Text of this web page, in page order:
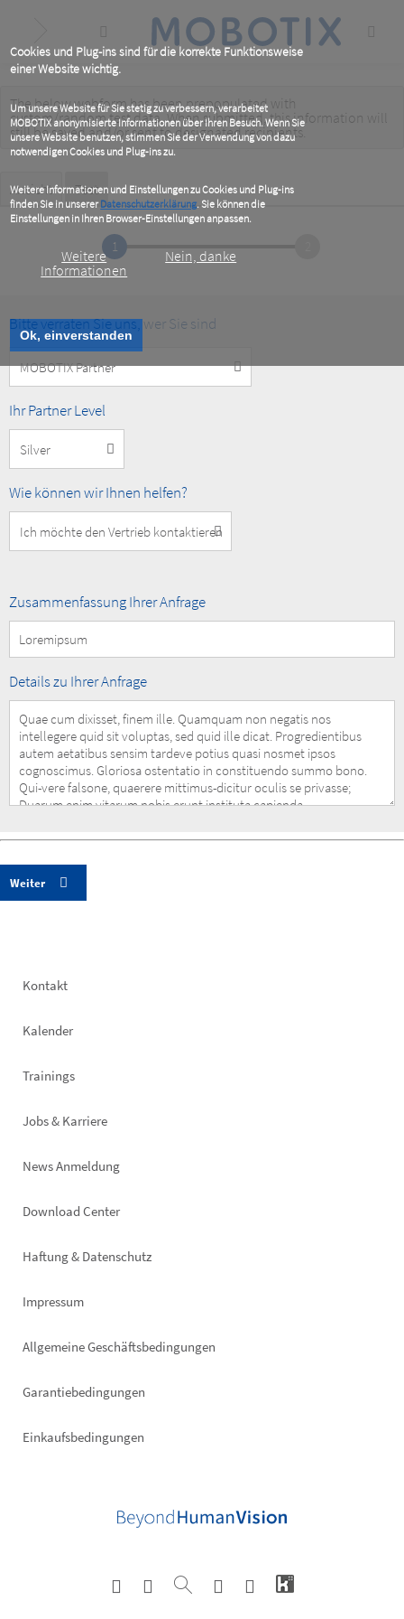
Cookies und Plug-ins sind für die korrekte Funktionsweise
einer Website wichtig.
Um unsere Website für Sie stetig zu verbessern, verarbeitet
MOBOTIX anonymisierte Informationen über Ihren Besuch. Wenn Sie
unsere Website benutzen, stimmen Sie der Verwendung von dazu
notwendigen Cookies und Plug-ins zu.
Weitere Informationen und Einstellungen zu Cookies und Plug-ins
finden Sie in unsererDatenschutzerklärung. Sie können die
Einstellungen in Ihren Browser-Einstellungen anpassen.
Weitere
Informationen
Nein, danke
Ok, einverstanden
content
Warning
message
The below webform has been prepopulated with
custom/random test data. When submitted, this information will
still be savedand/orsent to designated recipients.
Primary
tabs
Ansicht Test(active
tab)
1
Bitte verraten Sie uns, wer Sie sind
Customer
Type
MOBOTIX
Ihr Partner Level
How
help
you?
Wie können wir Ihnen helfen?
Summary
Request
Zusammenfassung Ihrer Anfrage
Details
Request
Details zu Ihrer Anfrage
Footer
Kontakt
Kalender
Trainings
Jobs & Karriere
News Anmeldung
Footer
Download Center
Haftung & Datenschutz
Impressum
Allgemeine Geschäftsbedingungen
Garantiebedingungen
Einkaufsbedingungen